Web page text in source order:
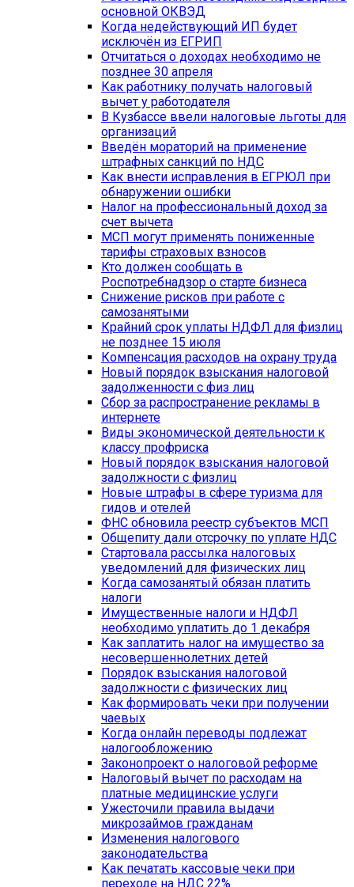
основной ОКВЭД
Когда недействующий ИП будет
исключён из ЕГРИП
Отчитаться о доходах необходимо не
позднее 30 апреля
Как работнику получать налоговый
вычет у работодателя
В Кузбассе ввели налоговые льготы для
организаций
Введён мораторий на применение
штрафных санкций по НДС
Как внести исправления в ЕГРЮЛ при
обнаружении ошибки
Налог на профессиональный доход за
счет вычета
МСП могут применять пониженные
тарифы страховых взносов
Кто должен сообщать в
Роспотребнадзор о старте бизнеса
Снижение рисков при работе с
самозанятыми
Крайний срок уплаты НДФЛ для физлиц
не позднее 15 июля
Компенсация расходов на охрану труда
Новый порядок взыскания налоговой
задолженности с физ лиц
Сбор за распространение рекламы в
интернете
Виды экономической деятельности к
классу профриска
Новый порядок взыскания налоговой
задолжности с физлиц
Новые штрафы в сфере туризма для
гидов и отелей
ФНС обновила реестр субъектов МСП
Общепиту дали отсрочку по уплате НДС
Стартовала рассылка налоговых
уведомлений для физических лиц
Когда самозанятый обязан платить
налоги
Имущественные налоги и НДФЛ
необходимо уплатить до 1 декабря
Как заплатить налог на имущество за
несовершеннолетних детей
Порядок взыскания налоговой
задолжности с физических лиц
Как формировать чеки при получении
чаевых
Когда онлайн переводы подлежат
налогообложению
Законопроект о налоговой реформе
Налоговый вычет по расходам на
платные медицинские услуги
Ужесточили правила выдачи
микрозаймов гражданам
Изменения налогового
законодательства
Как печатать кассовые чеки при
переходе на НДС 22%